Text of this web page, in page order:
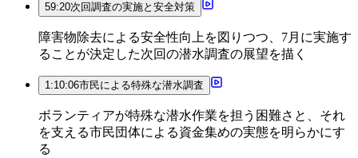
59:20次回調査の実施と安全対策
障害物除去による安全性向上を図りつつ、7月に実施す
ることが決定した次回の潜水調査の展望を描く
1:10:06市民による特殊な潜水調査
ボランティアが特殊な潜水作業を担う困難さと、それ
を支える市民団体による資金集めの実態を明らかにす
る